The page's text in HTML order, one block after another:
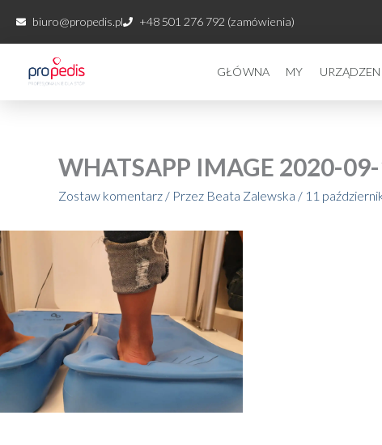
biuro@propedis.pl +48 501 276 792 (zamówienia)
GŁÓWNA MY
WHATSAPP IMAGE 2020-
Zostaw komentarz / Przez Beata Zalewska / 11